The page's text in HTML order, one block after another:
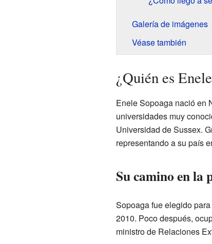
Galería de imágenes
Véase también
¿Quién es
Enele Sopoaga nació en
universidades muy
Universidad de Sussex.
representando a su país
Su camino en la
Sopoaga fue elegido
2010. Poco después,
ministro de Relaciones